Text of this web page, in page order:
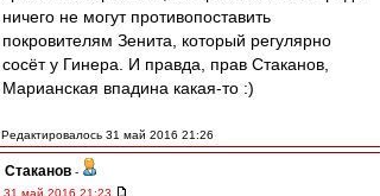
ничего не могут противопоставить
покровителям Зенита, который регулярно
сосёт у Гинера. И правда, прав Стаканов,
Марианская впадина какая-то :)
Редактировалось 31 май 2016 21:26
Cтаканов -
31 май 2016 21:23